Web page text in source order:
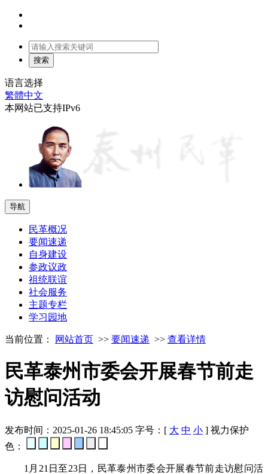
语言选择
繁體中文
本网站已支持IPv6
导航
民革概况
要闻速递
自身建设
参政议政
祖统联谊
社会服务
主题专栏
学习园地
当前位置： 网站首页 >> 要闻速递 >> 查看详情
民革泰州市委会开展春节前走
访慰问活动
发布时间：2025-01-26 18:45:05 字号：[ 大 中 小 ] 视力保护
色：
1月21日至23日，民革泰州市委会开展春节前走访慰问活